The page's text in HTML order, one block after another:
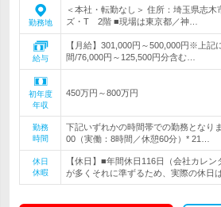
勤務地
＜本社・転勤なし＞ 住所：埼玉県志
ズ・T 2階 ■現場は東京都／神…
給与
【月給】301,000円～500,000円※上記
間/76,000円～125,500円分含む…
初年度
年収
450万円～800万円
勤務
時間
下記いずれかの時間帯での勤務となり
00（実働：8時間／休憩60分）* 21…
休日
休暇
【休日】■年間休日116日（会社カレ
が多くそれに準ずるため、実際の休日